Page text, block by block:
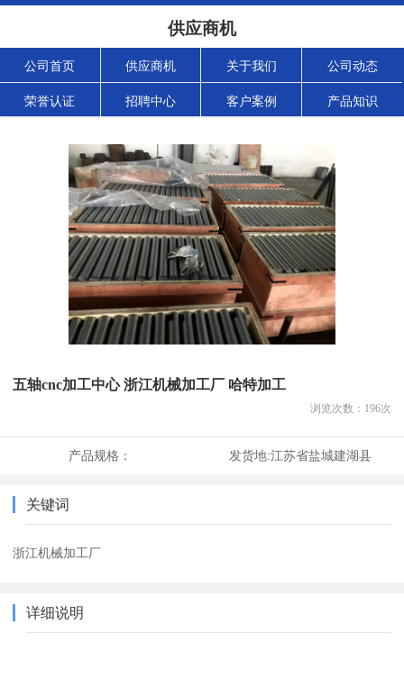
供应商机
公司首页 供应商机 关于我们 公司动态
荣誉认证 招聘中心 客户案例 产品知识
五轴cnc加工中心 浙江机械加工厂 哈特加工
浏览次数： 196次
产品规格： 发货地:江苏省盐城建湖县
关键词
浙江机械加工厂
详细说明